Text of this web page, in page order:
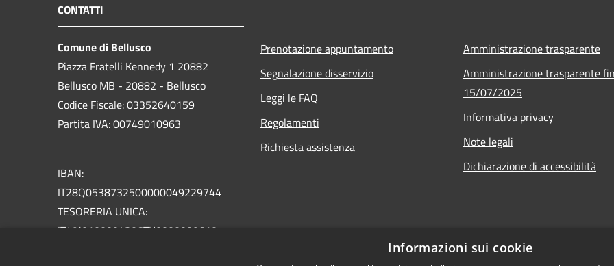
CONTATTI
Comune di Bellusco
Piazza Fratelli Kennedy 1 20882
Bellusco MB - 20882 - Bellusco
Codice Fiscale: 03352640159
Partita IVA: 00749010963
IBAN:
IT28Q0538732500000049229744
TESORERIA UNICA:
IT49J0100004306TU0000009610
Prenotazione appuntamento
Segnalazione disservizio
Leggi le FAQ
Regolamenti
Richiesta assistenza
Amministrazione trasparente
Amministrazione trasparente
15/07/2025
Informativa privacy
Note legali
Dichiarazione di accessibilità
Informazioni sui cookie